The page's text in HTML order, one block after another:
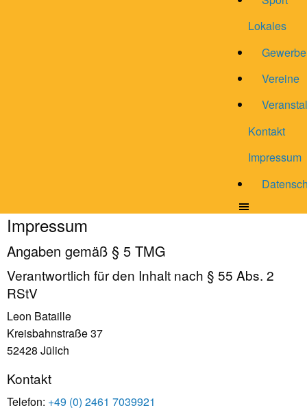
Lokales
Gewerbe
Vereine
Kontakt
Impressum
Impressum
Angaben gemäß § 5 TMG
Verantwortlich für den Inhalt nach § 55 Abs. 2
RStV
Leon Bataille
Kreisbahnstraße 37
52428 Jülich
Kontakt
Telefon: +49 (0) 2461 7039921